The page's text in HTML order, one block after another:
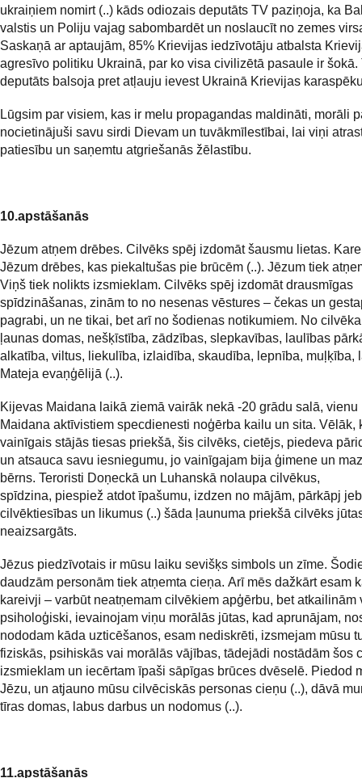
ukraiņiem nomirt (..) kāds odiozais deputāts TV paziņoja, ka
valstis un Poliju vajag sabombardēt un noslaucīt no zemes
Saskaņā ar aptaujām, 85% Krievijas iedzīvotāju atbalsta
agresīvo politiku Ukrainā, par ko visa civilizētā pasaule ir šokā.
deputāts balsoja pret atļauju ievest Ukrainā Krievijas
Lūgsim par visiem, kas ir melu propagandas maldināti, morāli
nocietinājuši savu sirdi Dievam un tuvākmīlestībai, lai viņi
patiesību un saņemtu atgriešanās žēlastību.
10.apstāšanās
Jēzum atņem drēbes. Cilvēks spēj izdomāt šausmu lietas.
Jēzum drēbes, kas piekaltušas pie brūcēm (..). Jēzum tiek
Viņš tiek nolikts izsmieklam. Cilvēks spēj izdomāt drausmīgas
spīdzināšanas, zinām to no nesenas vēstures – čekas un
pagrabi, un ne tikai, bet arī no šodienas notikumiem. No
ļaunas domas, nešķīstība, zādzības, slepkavības, laulības
alkatība, viltus, liekulība, izlaidība, skaudība, lepnība, muļķība,
Mateja evaņģēlijā (..).
Kijevas Maidana laikā ziemā vairāk nekā -20 grādu salā, vienu
Maidana aktīvistiem specdienesti noģērba kailu un sita. Vēlāk,
vainīgais stājās tiesas priekšā, šis cilvēks, cietējs, piedeva
un atsauca savu iesniegumu, jo vainīgajam bija ģimene un
bērns. Teroristi Doņeckā un Luhanskā nolaupa cilvēkus,
spīdzina, piespiež atdot īpašumu, izdzen no mājām, pārkāpj
cilvēktiesības un likumus (..) šāda ļaunuma priekšā cilvēks
neaizsargāts.
Jēzus piedzīvotais ir mūsu laiku sevišķs simbols un zīme.
daudzām personām tiek atņemta cieņa. Arī mēs dažkārt esam
kareivji – varbūt neatņemam cilvēkiem apģērbu, bet atkailinām
psiholoģiski, ievainojam viņu morālās jūtas, kad aprunājam,
nododam kāda uzticēšanos, esam nediskrēti, izsmejam mūsu
fiziskās, psihiskās vai morālās vājības, tādejādi nostādām šos
izsmieklam un iecērtam īpaši sāpīgas brūces dvēselē. Piedod
Jēzu, un atjauno mūsu cilvēciskās personas cieņu (..), dāvā
tīras domas, labus darbus un nodomus (..).
11.apstāšanās